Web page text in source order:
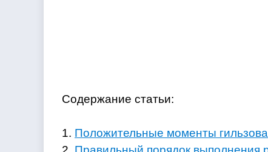
Содержание статьи:
1. Положительные моменты